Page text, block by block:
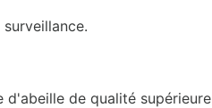
d'abeille de qualité supérieure